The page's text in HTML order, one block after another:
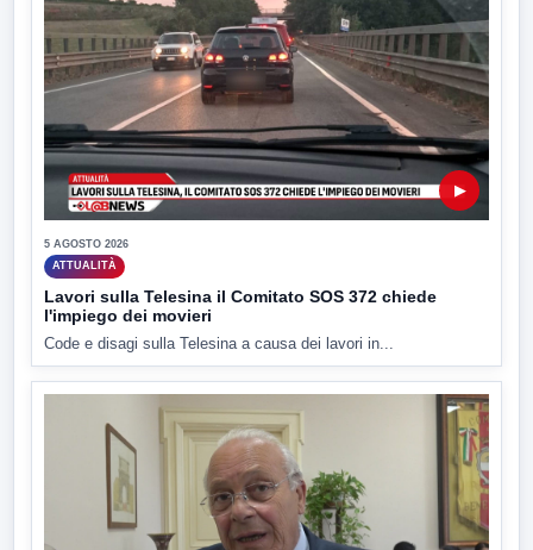
▶
5 AGOSTO 2026
ATTUALITÀ
Lavori sulla Telesina il Comitato SOS 372 chiede
l'impiego dei movieri
Code e disagi sulla Telesina a causa dei lavori in...